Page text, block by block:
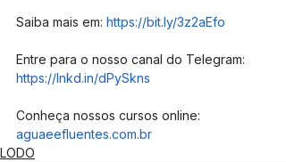
Saiba mais em: https://bit.ly/3z2aEfo
Entre para o nosso canal do Telegram:
https://lnkd.in/dPySkns
Conheça nossos cursos online:
aguaeefluentes.com.br
LODO